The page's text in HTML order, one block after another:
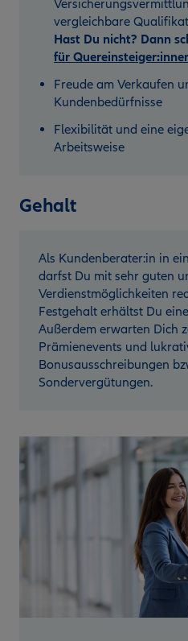
vergleichbare
Hast Du nicht? Dann
für
Freude am Verkaufen
Kundenbedürfnisse
Flexibilität und eine
Arbeitsweise
Gehalt
Als Kundenberater:in in
darfst Du mit sehr guten
Verdienstmöglichkeiten
Festgehalt erhältst Du
Außerdem erwarten Dich
Prämienevents und
Bonusausschreibungen
Sondervergütungen.